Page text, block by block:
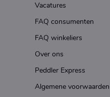
Vacatures
FAQ consumenten
FAQ winkeliers
Over ons
Peddler Express
Algemene voorwaarden